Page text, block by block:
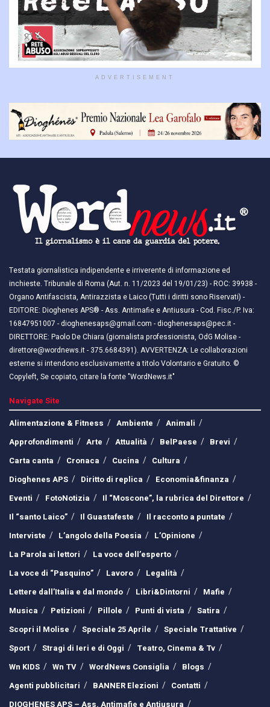
ADVERTISEMENT
Testata giornalistica indipendente e irriverente di informazione ed
inchieste. Tribunale di Roma (Aut. n. 11/2023 del 19/01/23) - ROC: 39938 -
Organo Antifascista, Antirazzista e Laico (Tutti i diritti sono Riservati) -
EDITORE: Dioghenes APS® - Ass. Antimafie e Antiusura - Cod. Fisc./P. Iva:
16847951007 - dioghenesaps@gmail.com - dioghenesaps@pec.it - ​​
DIRETTORE: Paolo De Chiara (giornalista professionista, OdG Molise -
direttore@wordnews.it - ​​375.6684391). AVVERTENZA: Le collaborazioni
esterne si intendono esclusivamente a titolo Volontario e Gratuito. ©
Copyleft, Se copiato, citare la fonte "WordNews.it"
Navigate Site
Alimentazione & Fitness
Ambiente
Animali
Approfondimenti
Arte Attualità BelPaese
Brevi
Carta canta
Cronaca Cucina
Cultura
Dioghenes APS
Diritto di replica
Economia&finanza
Eventi
FotoNotizia
Il “Moscone”, la rubrica del Direttore
Il “santo Laico”
Il Guastafeste
Il racconto a puntate
Interviste
L’angolo della Poesia
L’Opinione
La Parola ai lettori
La voce dell’esperto
La voce di “Pasquino”
Lavoro
Legalità
Lettere dall’Italia e dal mondo
Libri&Dintorni
Mafie
Musica
Petizioni Pillole Punti di vista
Satira
Scopri il Molise
Speciale 25 Aprile
Speciale Trattative
Sport
Stragi di Ieri e di Oggi
Teatro, Cinema & Tv
Wn KIDS
Wn TV WordNews Consiglia
Blogs
Agenti pubblicitari
BANNER Elezioni
Contatti
DIOGHENES APS – Ass. Antimafie e Antiusura